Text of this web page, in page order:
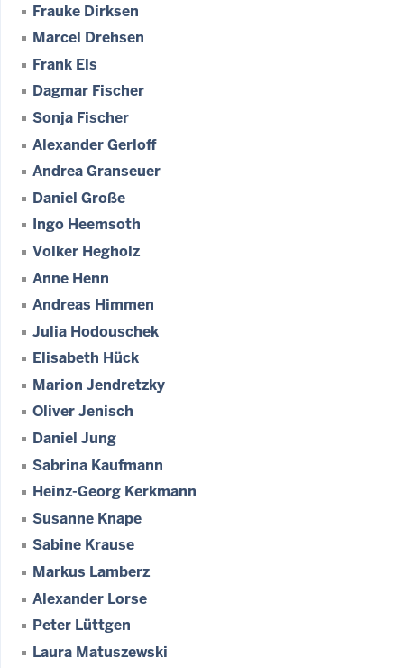
Frauke Dirksen
Marcel Drehsen
Frank Els
Dagmar Fischer
Sonja Fischer
Alexander Gerloff
Andrea Granseuer
Daniel Große
Ingo Heemsoth
Volker Hegholz
Anne Henn
Andreas Himmen
Julia Hodouschek
Elisabeth Hück
Marion Jendretzky
Oliver Jenisch
Daniel Jung
Sabrina Kaufmann
Heinz-Georg Kerkmann
Susanne Knape
Sabine Krause
Markus Lamberz
Alexander Lorse
Peter Lüttgen
Laura Matuszewski